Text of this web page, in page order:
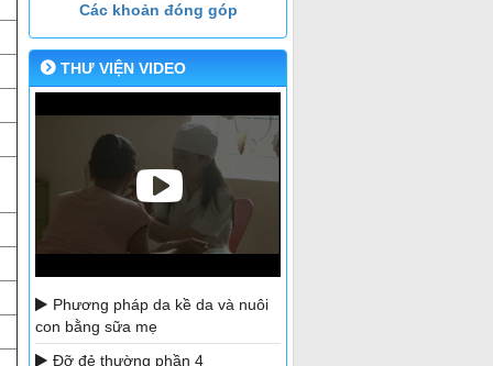
Các khoản đóng góp
THƯ VIỆN VIDEO
Phương pháp da kề da và nuôi
con bằng sữa mẹ
Đỡ đẻ thường phần 4